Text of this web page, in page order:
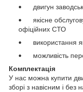
двигун
якісне
офіційних СТО
використання
можливість
Комплектація
У нас можна купити
зборі з навісним і без